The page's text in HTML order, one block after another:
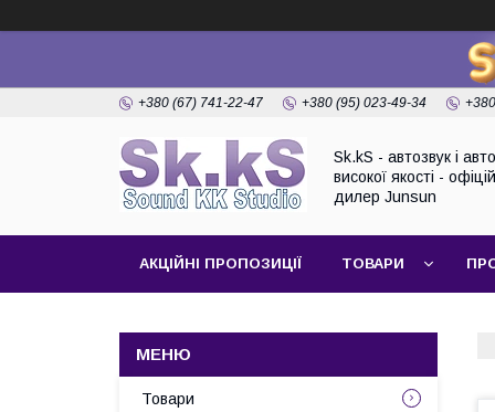
+380 (67) 741-22-47 +380 (95) 023-49-34
Sk.kS - автозвук і
високої якості -
дилер Junsun
АКЦІЙНІ ПРОПОЗИЦІЇ ТОВАРИ
Товари